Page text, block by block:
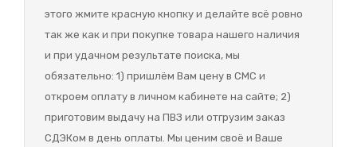
этого жмите красную кнопку и делайте всё ровно
так же как и при покупке товара нашего наличия
и при удачном результате поиска, мы
обязательно: 1) пришлём Вам цену в СМС и
откроем оплату в личном кабинете на сайте; 2)
приготовим выдачу на ПВЗ или отгрузим заказ
СДЭКом в день оплаты. Мы ценим своё и Ваше